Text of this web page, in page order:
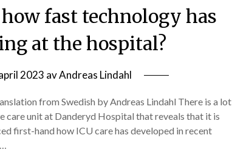
fast technology has
at the hospital?
2023 avAndreas Lindahl
from Swedish by Andreas Lindahl There is a lot
unit at Danderyd Hospital that reveals that it is
first-hand how ICU care has developed in recent